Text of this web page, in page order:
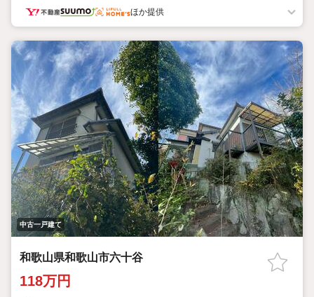
ほか提供
中古一戸建て
和歌山県和歌山市六十谷
118万円